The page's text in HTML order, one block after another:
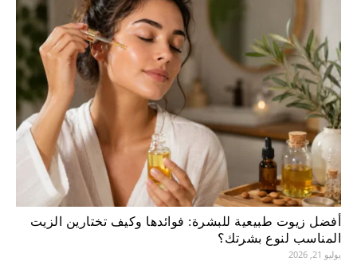
أفضل زيوت طبيعية للبشرة: فوائدها وكيف تختارين الزيت
المناسب لنوع بشرتك؟
يوليو 21, 2026